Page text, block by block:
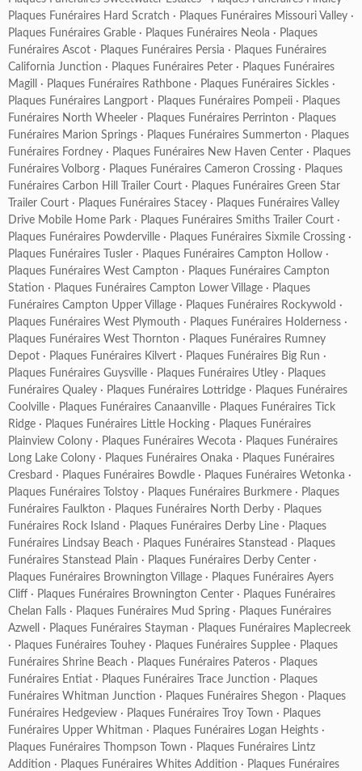
Plaques Funéraires Hard Scratch · Plaques Funéraires Missouri Valley ·
Plaques Funéraires Grable · Plaques Funéraires Neola · Plaques
Funéraires Ascot · Plaques Funéraires Persia · Plaques Funéraires
California Junction · Plaques Funéraires Peter · Plaques Funéraires
Magill
· Plaques Funéraires Rathbone · Plaques Funéraires Sickles ·
Plaques Funéraires Langport · Plaques Funéraires Pompeii · Plaques
Funéraires North Wheeler · Plaques Funéraires Perrinton · Plaques
Funéraires Marion Springs · Plaques Funéraires Summerton · Plaques
Funéraires Fordney · Plaques Funéraires New Haven Center · Plaques
Funéraires Volborg · Plaques Funéraires Cameron Crossing · Plaques
Funéraires Carbon Hill Trailer Court · Plaques Funéraires Green Star
Trailer Court · Plaques Funéraires Stacey · Plaques Funéraires Valley
Drive Mobile Home Park · Plaques Funéraires Smiths Trailer Court ·
Plaques Funéraires Powderville · Plaques Funéraires Sixmile Crossing ·
Plaques Funéraires Tusler · Plaques Funéraires Campton Hollow ·
Plaques Funéraires West Campton · Plaques Funéraires Campton
Station · Plaques Funéraires Campton Lower Village · Plaques
Funéraires Campton Upper Village · Plaques Funéraires Rockywold ·
Plaques Funéraires West Plymouth · Plaques Funéraires Holderness ·
Plaques Funéraires West Thornton · Plaques Funéraires Rumney
Depot · Plaques Funéraires Kilvert · Plaques Funéraires Big Run ·
Plaques Funéraires Guysville · Plaques Funéraires Utley · Plaques
Funéraires Qualey · Plaques Funéraires Lottridge · Plaques Funéraires
Coolville · Plaques Funéraires Canaanville · Plaques Funéraires Tick
Ridge · Plaques Funéraires Little Hocking · Plaques Funéraires
Plainview Colony · Plaques Funéraires Wecota · Plaques Funéraires
Long Lake Colony · Plaques Funéraires Onaka · Plaques Funéraires
Cresbard · Plaques Funéraires Bowdle · Plaques Funéraires Wetonka ·
Plaques Funéraires Tolstoy · Plaques Funéraires Burkmere · Plaques
Funéraires Faulkton · Plaques Funéraires North Derby · Plaques
Funéraires Rock Island · Plaques Funéraires Derby Line · Plaques
Funéraires Lindsay Beach · Plaques Funéraires Stanstead · Plaques
Funéraires Stanstead Plain · Plaques Funéraires Derby Center ·
Plaques Funéraires Brownington Village · Plaques Funéraires Ayers
Cliff · Plaques Funéraires Brownington Center · Plaques Funéraires
Chelan Falls · Plaques Funéraires Mud Spring · Plaques Funéraires
Azwell
· Plaques Funéraires Stayman · Plaques Funéraires Maplecreek
· Plaques Funéraires Touhey · Plaques Funéraires Supplee · Plaques
Funéraires Shrine Beach · Plaques Funéraires Pateros · Plaques
Funéraires Entiat · Plaques Funéraires Trace Junction · Plaques
Funéraires Whitman Junction · Plaques Funéraires Shegon · Plaques
Funéraires Hedgeview · Plaques Funéraires Troy Town · Plaques
Funéraires Upper Whitman · Plaques Funéraires Logan Heights ·
Plaques Funéraires Thompson Town · Plaques Funéraires Lintz
Addition · Plaques Funéraires Whites Addition · Plaques Funéraires